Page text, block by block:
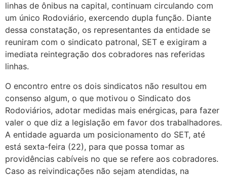
linhas de ônibus na capital, continuam circulando com
um único Rodoviário, exercendo dupla função. Diante
dessa constatação, os representantes da entidade se
reuniram com o sindicato patronal, SET e exigiram a
imediata reintegração dos cobradores nas referidas
linhas.
O encontro entre os dois sindicatos não resultou em
consenso algum, o que motivou o Sindicato dos
Rodoviários, adotar medidas mais enérgicas, para fazer
valer o que diz a legislação em favor dos trabalhadores.
A entidade aguarda um posicionamento do SET, até
está sexta-feira (22), para que possa tomar as
providências cabíveis no que se refere aos cobradores.
Caso as reivindicações não sejam atendidas, na